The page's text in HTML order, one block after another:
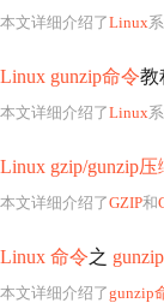
本文详细介绍了Linux
Linux gunzip命令教
本文详细介绍了Linux
Linux gzip/gunzip压
本文详细介绍了GZIP和
Linux 命令之 gunzip
本文详细介绍了gunzip